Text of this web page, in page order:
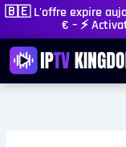
Skip
content
🇧🇪 L'offre expire
€ – ⚡